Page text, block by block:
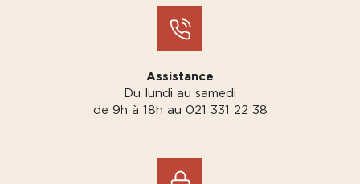
Assistance
Du lundi au samedi
de 9h à 18h au 021 331 22 38